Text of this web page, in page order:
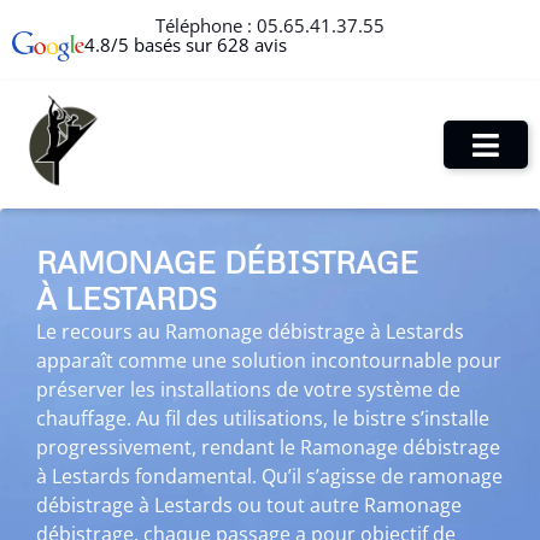
Téléphone : 05.65.41.37.55
4.8/5 basés sur 628 avis
RAMONAGE DÉBISTRAGE
À LESTARDS
Le recours au Ramonage débistrage à Lestards
apparaît comme une solution incontournable pour
préserver les installations de votre système de
chauffage. Au fil des utilisations, le bistre s’installe
progressivement, rendant le Ramonage débistrage
à Lestards fondamental. Qu’il s’agisse de ramonage
débistrage à Lestards ou tout autre Ramonage
débistrage, chaque passage a pour objectif de